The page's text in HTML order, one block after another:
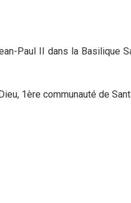
Paul II dans la Basilique
1ère communauté de